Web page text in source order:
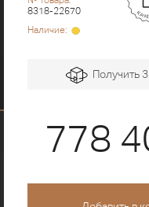
8318-22670
Наличие:
Получить
778